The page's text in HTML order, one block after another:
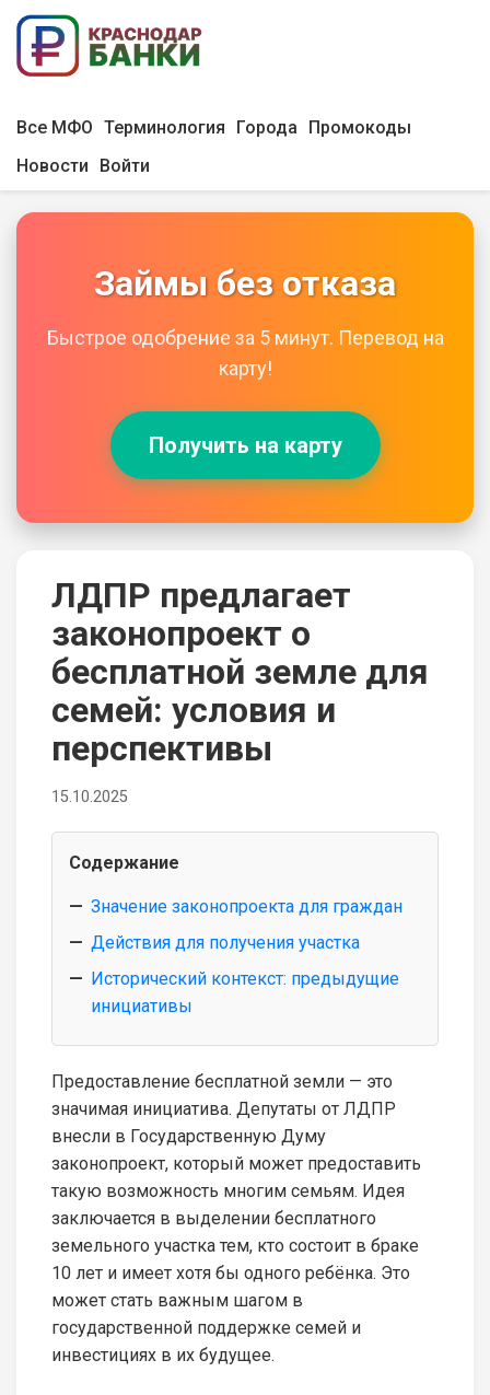
Все МФО Терминология Города
Промокоды
Новости
Войти
Займы без отказа
Быстрое одобрение за 5 минут. Перевод на
карту!
Получить на карту
ЛДПР предлагает
законопроект о
бесплатной земле для
семей: условия и
перспективы
15.10.2025
Содержание
Значение законопроекта для граждан
Действия для получения участка
Исторический контекст: предыдущие
инициативы
Предоставление бесплатной земли — это
значимая инициатива. Депутаты от ЛДПР
внесли в Государственную Думу
законопроект, который может предоставить
такую возможность многим семьям. Идея
заключается в выделении бесплатного
земельного участка тем, кто состоит в браке
10 лет и имеет хотя бы одного ребёнка. Это
может стать важным шагом в
государственной поддержке семей и
инвестициях в их будущее.